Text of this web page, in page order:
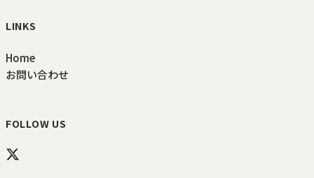
LINKS
Home
お問い合わせ
FOLLOW US